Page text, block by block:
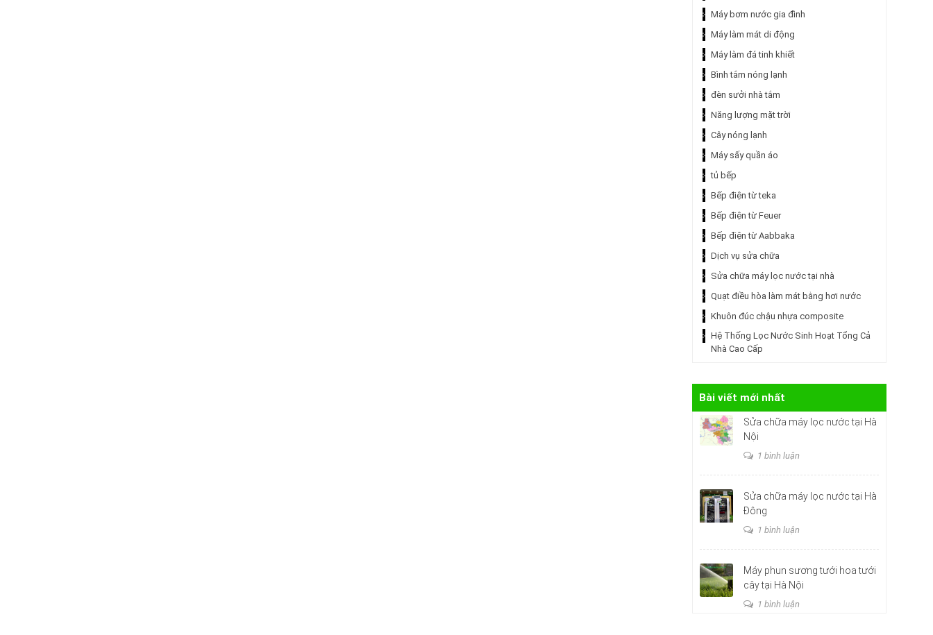
Máy bơm nước gia đình
Máy làm mát di động
Máy làm đá tinh khiết
Bình tắm nóng lạnh
đèn sưởi nhà tắm
Năng lượng mặt trời
Cây nóng lạnh
Máy sấy quần áo
tủ bếp
Bếp điện từ teka
Bếp điện từ Feuer
Bếp điện từ Aabbaka
Dịch vụ sửa chữa
Sửa chữa máy lọc nước tại nhà
Quạt điều hòa làm mát bằng hơi nước
Khuôn đúc chậu nhựa composite
Hệ Thống Lọc Nước Sinh Hoạt Tổng Cả
Nhà Cao Cấp
Bài viết mới nhất
Sửa chữa máy lọc nước tại Hà
Nội
1 bình luận
Sửa chữa máy lọc nước tại Hà
Đông
1 bình luận
Máy phun sương tưới hoa tưới
cây tại Hà Nội
1 bình luận